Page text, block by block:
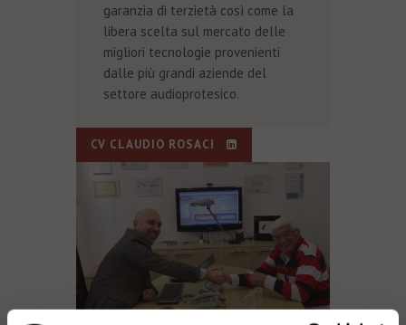
garanzia di terzietà così come la
libera scelta sul mercato delle
migliori tecnologie provenienti
dalle più grandi aziende del
settore audioprotesico.
CV CLAUDIO ROSACI